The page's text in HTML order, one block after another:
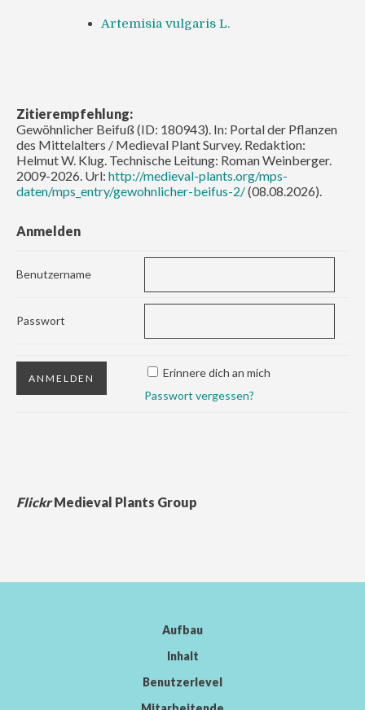
Artemisia vulgaris L.
Zitierempfehlung:
Gewöhnlicher Beifuß (ID: 180943). In: Portal der Pflanzen
des Mittelalters / Medieval Plant Survey. Redaktion:
Helmut W. Klug. Technische Leitung: Roman Weinberger.
2009-2026. Url: http://medieval-plants.org/mps-
daten/mps_entry/gewohnlicher-beifus-2/(08.08.2026).
Anmelden
Benutzername
Passwort
Erinnere dich an mich
Passwort vergessen?
FlickrMedieval Plants Group
Aufbau
Inhalt
Benutzerlevel